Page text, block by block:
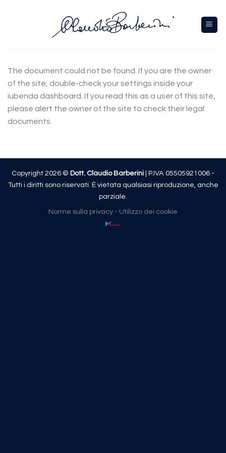
The document could not be found. If you are the owner
of the site, double-check your settings inside your
iubenda dashboard. If you read this as a user of this site,
please alert the owner of the site to check their legal
documents.
Copyright 2026 © Dott. Claudio Barberini | P.IVA 05505921006 -
Tutti i diritti sono riservati. È vietata qualsiasi riproduzione, anche
parziale.
Norme sulla privacy - Utilizzo dei cookie